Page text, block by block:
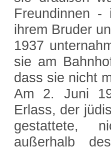
Freundinnen
ihrem Bruder
1937
sie am
dass sie nicht
Am 2. Juni
Erlass, der
gestattete,
außerhalb